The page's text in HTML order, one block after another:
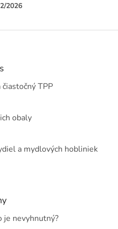
2026
TPP
obaly
a mydlových hobliniek
je nevyhnutný?